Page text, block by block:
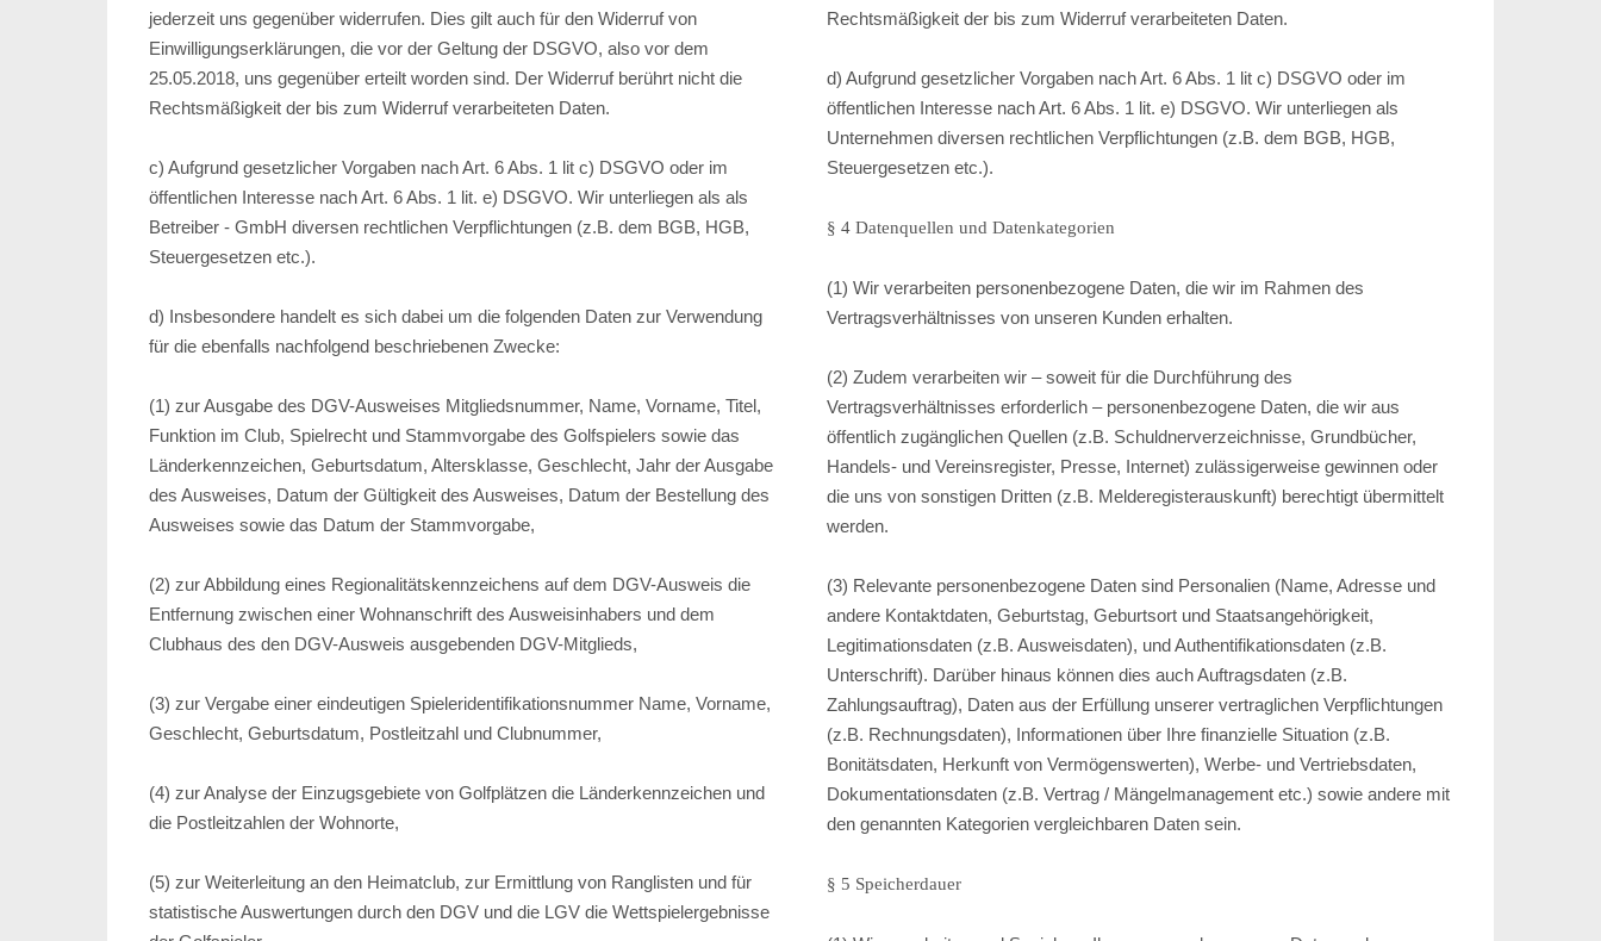
jederzeit uns gegenüber widerrufen. Dies gilt auch für den Widerruf von
Einwilligungserklärungen, die vor der Geltung der DSGVO, also vor dem
25.05.2018, uns gegenüber erteilt worden sind. Der Widerruf berührt nicht die
Rechtsmäßigkeit der bis zum Widerruf verarbeiteten Daten.
c) Aufgrund gesetzlicher Vorgaben nach Art. 6 Abs. 1 lit c) DSGVO oder im
öffentlichen Interesse nach Art. 6 Abs. 1 lit. e) DSGVO. Wir unterliegen als als
Betreiber - GmbH diversen rechtlichen Verpflichtungen (z.B. dem BGB, HGB,
Steuergesetzen etc.).
d) Insbesondere handelt es sich dabei um die folgenden Daten zur Verwendung
für die ebenfalls nachfolgend beschriebenen Zwecke:
(1) zur Ausgabe des DGV-Ausweises Mitgliedsnummer, Name, Vorname, Titel,
Funktion im Club, Spielrecht und Stammvorgabe des Golfspielers sowie das
Länderkennzeichen, Geburtsdatum, Altersklasse, Geschlecht, Jahr der Ausgabe
des Ausweises, Datum der Gültigkeit des Ausweises, Datum der Bestellung des
Ausweises sowie das Datum der Stammvorgabe,
(2) zur Abbildung eines Regionalitätskennzeichens auf dem DGV-Ausweis die
Entfernung zwischen einer Wohnanschrift des Ausweisinhabers und dem
Clubhaus des den DGV-Ausweis ausgebenden DGV-Mitglieds,
(3) zur Vergabe einer eindeutigen Spieleridentifikationsnummer Name, Vorname,
Geschlecht, Geburtsdatum, Postleitzahl und Clubnummer,
(4) zur Analyse der Einzugsgebiete von Golfplätzen die Länderkennzeichen und
die Postleitzahlen der Wohnorte,
(5) zur Weiterleitung an den Heimatclub, zur Ermittlung von Ranglisten und für
statistische Auswertungen durch den DGV und die LGV die Wettspielergebnisse
Rechtsmäßigkeit der bis zum Widerruf verarbeiteten Daten.
d) Aufgrund gesetzlicher Vorgaben nach Art. 6 Abs. 1 lit c) DSGVO oder im
öffentlichen Interesse nach Art. 6 Abs. 1 lit. e) DSGVO. Wir unterliegen als
Unternehmen diversen rechtlichen Verpflichtungen (z.B. dem BGB, HGB,
Steuergesetzen etc.).
§ 4 Datenquellen und Datenkategorien
(1) Wir verarbeiten personenbezogene Daten, die wir im Rahmen des
Vertragsverhältnisses von unseren Kunden erhalten.
(2) Zudem verarbeiten wir – soweit für die Durchführung des
Vertragsverhältnisses erforderlich – personenbezogene Daten, die wir aus
öffentlich zugänglichen Quellen (z.B. Schuldnerverzeichnisse, Grundbücher,
Handels- und Vereinsregister, Presse, Internet) zulässigerweise gewinnen oder
die uns von sonstigen Dritten (z.B. Melderegisterauskunft) berechtigt übermittelt
werden.
(3) Relevante personenbezogene Daten sind Personalien (Name, Adresse und
andere Kontaktdaten, Geburtstag, Geburtsort und Staatsangehörigkeit,
Legitimationsdaten (z.B. Ausweisdaten), und Authentifikationsdaten (z.B.
Unterschrift). Darüber hinaus können dies auch Auftragsdaten (z.B.
Zahlungsauftrag), Daten aus der Erfüllung unserer vertraglichen Verpflichtungen
(z.B. Rechnungsdaten), Informationen über Ihre finanzielle Situation (z.B.
Bonitätsdaten, Herkunft von Vermögenswerten), Werbe- und Vertriebsdaten,
Dokumentationsdaten (z.B. Vertrag / Mängelmanagement etc.) sowie andere mit
den genannten Kategorien vergleichbaren Daten sein.
§ 5 Speicherdauer